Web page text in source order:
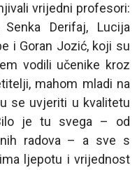
vrijedni profesori:
Senka Derifaj, Lucija
i Goran Jozić, koji su
vodili učenike kroz
mahom mladi na
se uvjeriti u kvalitetu
je tu svega – od
radova – a sve s
ljepotu i vrijednost